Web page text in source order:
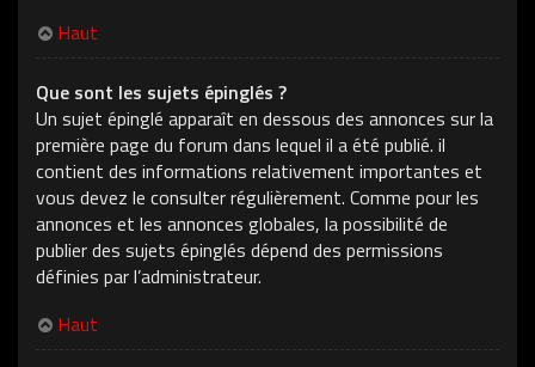
Haut
Que sont les sujets épinglés ?
Un sujet épinglé apparaît en dessous des annonces sur la
première page du forum dans lequel il a été publié. il
contient des informations relativement importantes et
vous devez le consulter régulièrement. Comme pour les
annonces et les annonces globales, la possibilité de
publier des sujets épinglés dépend des permissions
définies par l’administrateur.
Haut